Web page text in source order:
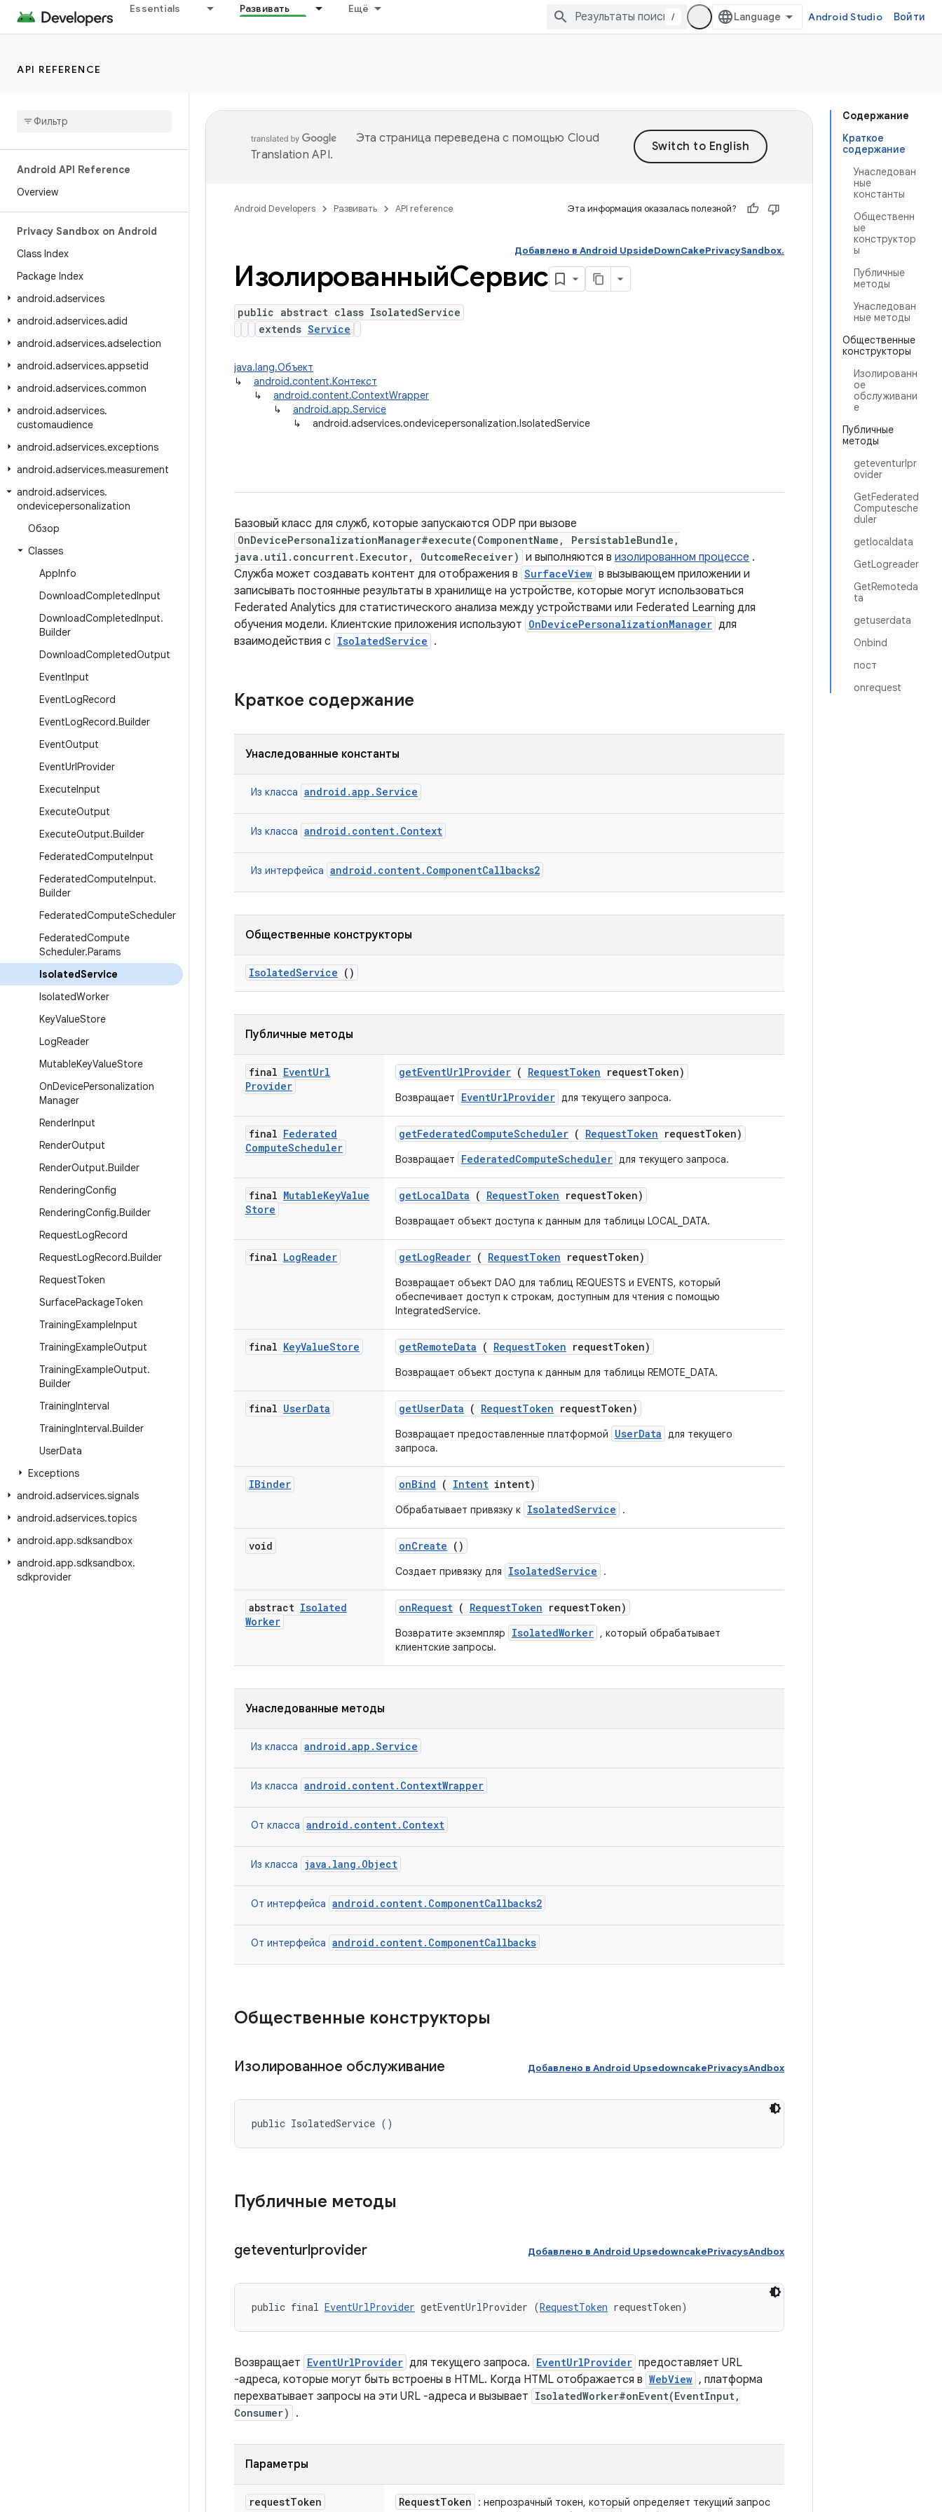
Essentials Развивать Ещё
/ Android Studio Войти
API REFERENCE
Android API Reference
Overview
Privacy Sandbox on Android
Class Index
Package Index
android.adservices
android.adservices.adid
android.adservices.adselection
android.adservices.appsetid
android.adservices.common
android.adservices.
customaudience
android.adservices.exceptions
android.adservices.measurement
android.adservices.
ondevicepersonalization
Обзор
Classes
AppInfo
DownloadCompletedInput
DownloadCompletedInput.
Builder
DownloadCompletedOutput
EventInput
EventLogRecord
EventLogRecord.Builder
EventOutput
EventUrlProvider
ExecuteInput
ExecuteOutput
ExecuteOutput.Builder
FederatedComputeInput
FederatedComputeInput.
Builder
FederatedComputeScheduler
FederatedCompute
Scheduler.Params
IsolatedService
IsolatedWorker
KeyValueStore
LogReader
MutableKeyValueStore
OnDevicePersonalization
Manager
RenderInput
RenderOutput
RenderOutput.Builder
RenderingConfig
RenderingConfig.Builder
RequestLogRecord
RequestLogRecord.Builder
RequestToken
SurfacePackageToken
TrainingExampleInput
TrainingExampleOutput
TrainingExampleOutput.
Builder
TrainingInterval
TrainingInterval.Builder
UserData
Exceptions
android.adservices.signals
android.adservices.topics
android.app.sdksandbox
android.app.sdksandbox.
sdkprovider
Содержание
Краткое
содержание
Унаследован
ные
константы
Общественн
ые
конструктор
ы
Публичные
методы
Унаследован
ные методы
Общественные
конструкторы
Изолированн
ое
обслуживани
е
Публичные
методы
geteventurlpr
ovider
GetFederated
Computesche
duler
getlocaldata
GetLogreader
GetRemoteda
ta
getuserdata
Onbind
пост
onrequest
Эта страница переведена с помощью Cloud
Translation API.
Android Developers Развивать API reference Эта информация оказалась полезной?
Добавлено в Android UpsideDownCakePrivacySandbox.
ИзолированныйСервис
public abstract class IsolatedService
extends Service
java.lang.Объект
↳
android.content.Контекст
↳
android.content.ContextWrapper
↳
android.app.Service
↳
android.adservices.ondevicepersonalization.IsolatedService
Базовый класс для служб, которые запускаются ODP при вызове
OnDevicePersonalizationManager#execute(ComponentName, PersistableBundle,
java.util.concurrent.Executor, OutcomeReceiver) и выполняются в изолированном процессе .
Служба может создавать контент для отображения в SurfaceView в вызывающем приложении и
записывать постоянные результаты в хранилище на устройстве, которые могут использоваться
Federated Analytics для статистического анализа между устройствами или Federated Learning для
обучения модели. Клиентские приложения используют OnDevicePersonalizationManager для
взаимодействия с IsolatedService .
Краткое содержание
Унаследованные константы
Из класса android.app.Service
Из класса android.content.Context
Из интерфейса android.content.ComponentCallbacks2
Общественные конструкторы
IsolatedService ()
Публичные методы
final EventUrl
Provider
getEventUrlProvider ( RequestToken requestToken)
Возвращает EventUrlProvider для текущего запроса.
final Federated
ComputeScheduler
getFederatedComputeScheduler ( RequestToken requestToken)
Возвращает FederatedComputeScheduler для текущего запроса.
final MutableKeyValue
Store
getLocalData ( RequestToken requestToken)
Возвращает объект доступа к данным для таблицы LOCAL_DATA.
final LogReader getLogReader ( RequestToken requestToken)
Возвращает объект DAO для таблиц REQUESTS и EVENTS, который
обеспечивает доступ к строкам, доступным для чтения с помощью
IntegratedService.
final KeyValueStore getRemoteData ( RequestToken requestToken)
Возвращает объект доступа к данным для таблицы REMOTE_DATA.
final UserData getUserData ( RequestToken requestToken)
Возвращает предоставленные платформой UserData для текущего
запроса.
IBinder onBind ( Intent intent)
Обрабатывает привязку к IsolatedService .
void onCreate ()
Создает привязку для IsolatedService .
abstract Isolated
Worker
onRequest ( RequestToken requestToken)
Возвратите экземпляр IsolatedWorker , который обрабатывает
клиентские запросы.
Унаследованные методы
Из класса android.app.Service
Из класса android.content.ContextWrapper
От класса android.content.Context
Из класса java.lang.Object
От интерфейса android.content.ComponentCallbacks2
От интерфейса android.content.ComponentCallbacks
Общественные конструкторы
Изолированное обслуживание Добавлено в Android UpsedowncakePrivacysAndbox
public IsolatedService ()
Публичные методы
geteventurlprovider Добавлено в Android UpsedowncakePrivacysAndbox
public final EventUrlProvider getEventUrlProvider (RequestToken requestToken)
Возвращает EventUrlProvider для текущего запроса. EventUrlProvider предоставляет URL
-адреса, которые могут быть встроены в HTML. Когда HTML отображается в WebView , платформа
перехватывает запросы на эти URL -адреса и вызывает IsolatedWorker#onEvent(EventInput,
Consumer)
.
Параметры
requestToken RequestToken
: непрозрачный токен, который определяет текущий запрос